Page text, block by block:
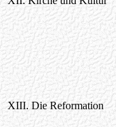
XIII. Die Reformation